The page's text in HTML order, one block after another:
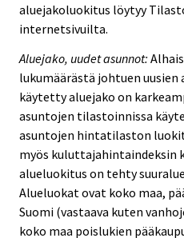
aluejakoluokitus löytyy
internetsivuilta.
Aluejako, uudet asunnot:
lukumäärästä johtuen
käytetty aluejako on
asuntojen tilastoinnissa
asuntojen hintatilaston
myös kuluttajahintaindeksin
alueluokitus on tehty
Alueluokat ovat koko maa,
Suomi (vastaava kuten
koko maa poislukien